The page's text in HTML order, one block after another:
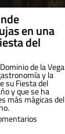
en una
del
de la Vega
y la
su Fiesta del
y que se ha
más mágicas del